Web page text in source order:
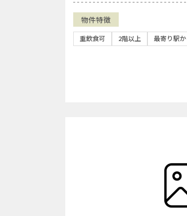
物件特徴
重飲食可 2階以上 最寄り駅